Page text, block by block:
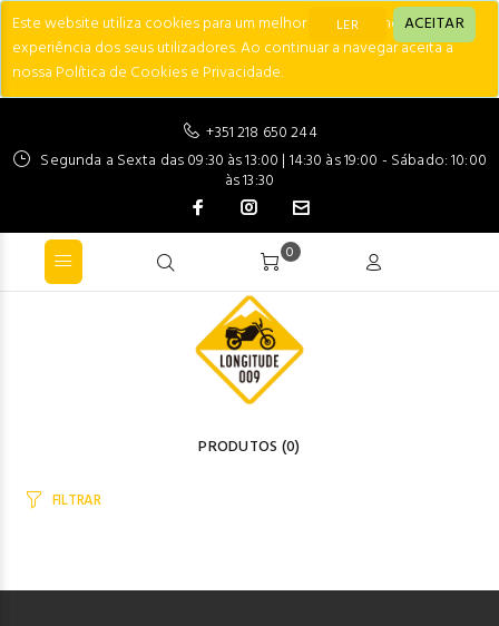
Este website utiliza cookies para um melhor desempenho e
experiência dos seus utilizadores. Ao continuar a navegar aceita a
nossa Política de Cookies e Privacidade.
LER ACEITAR
+351 218 650 244
Segunda a Sexta das 09:30 às 13:00 | 14:30 às 19:00 - Sábado: 10:00
às 13:30
0
PRODUTOS (0)
FILTRAR